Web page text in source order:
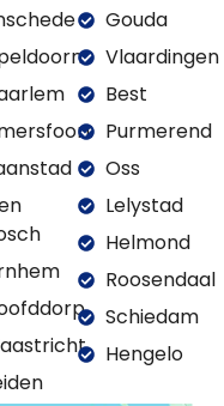
Gouda
Vlaardingen
Best
Purmerend
Oss
Lelystad
Helmond
Roosendaal
Schiedam
Hengelo